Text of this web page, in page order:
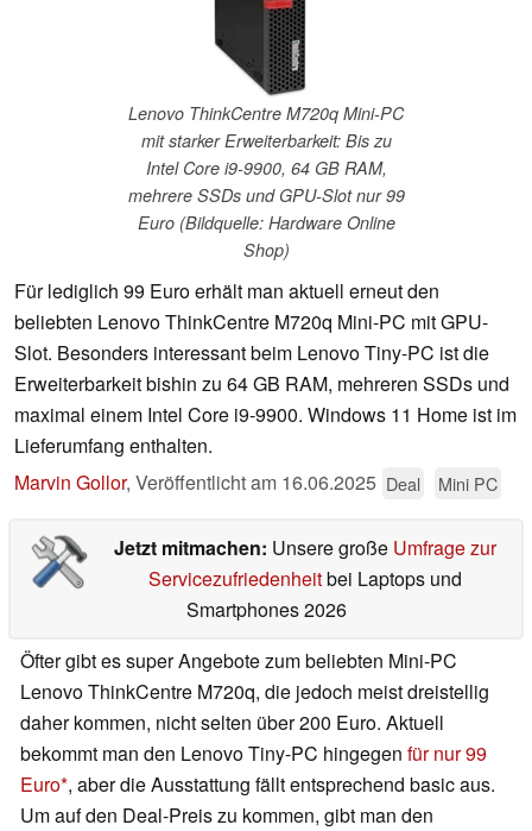
Lenovo ThinkCentre M720q Mini-PC
mit starker Erweiterbarkeit: Bis zu
Intel Core i9-9900, 64 GB RAM,
mehrere SSDs und GPU-Slot nur 99
Euro (Bildquelle: Hardware Online
Shop)
Für lediglich 99 Euro erhält man aktuell erneut den
beliebten Lenovo ThinkCentre M720q Mini-PC mit GPU-
Slot. Besonders interessant beim Lenovo Tiny-PC ist die
Erweiterbarkeit bishin zu 64 GB RAM, mehreren SSDs und
maximal einem Intel Core i9-9900. Windows 11 Home ist im
Lieferumfang enthalten.
Marvin Gollor, Veröffentlicht am 16.06.2025 Deal Mini PC
Jetzt mitmachen: Unsere große Umfrage zur
Servicezufriedenheitbei Laptops und
Smartphones 2026
Öfter gibt es super Angebote zum beliebten Mini-PC
Lenovo ThinkCentre M720q, die jedoch meist dreistellig
daher kommen, nicht selten über 200 Euro. Aktuell
bekommt man den Lenovo Tiny-PC hingegen für nur 99
Euro , aber die Ausstattung fällt entsprechend basic aus.
Um auf den Deal-Preis zu kommen, gibt man den